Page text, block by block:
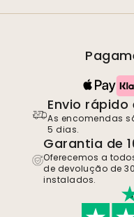
Envio
As encomendas
5 dias.
Garantia de
Oferecemos a
de devolução de
instalados.